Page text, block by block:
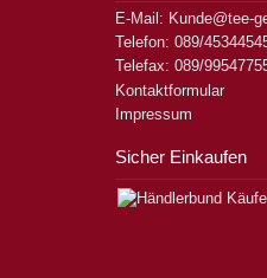
E-Mail: Kunde@tee-
Telefon: 089/
Telefax: 089/
Kontaktformular
Impressum
Sicher Einkaufen